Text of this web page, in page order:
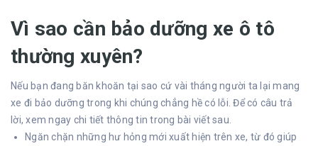
Vì sao cần bảo dưỡng xe ô tô
thường xuyên?
Nếu bạn đang băn khoăn tại sao cứ vài tháng người ta lại mang
xe đi bảo dưỡng trong khi chúng chẳng hề có lỗi. Để có câu trả
lời, xem ngay chi tiết thông tin trong bài viết sau.
Ngăn chặn những hư hỏng mới xuất hiện trên xe, từ đó giúp